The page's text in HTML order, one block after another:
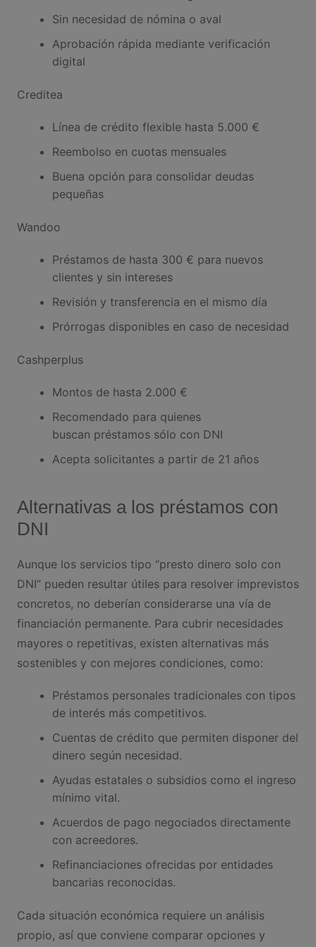
Sin necesidad de nómina o aval
Aprobación rápida mediante verificación
digital
Creditea
Línea de crédito flexible hasta 5.000 €
Reembolso en cuotas mensuales
Buena opción para consolidar deudas
pequeñas
Wandoo
Préstamos de hasta 300 € para nuevos
clientes y sin intereses
Revisión y transferencia en el mismo día
Prórrogas disponibles en caso de necesidad
Cashperplus
Montos de hasta 2.000 €
Recomendado para quienes
buscan préstamos sólo con DNI
Acepta solicitantes a partir de 21 años
Alternativas a los préstamos con
DNI
Aunque los servicios tipo “presto dinero solo con
DNI” pueden resultar útiles para resolver imprevistos
concretos, no deberían considerarse una vía de
financiación permanente. Para cubrir necesidades
mayores o repetitivas, existen alternativas más
sostenibles y con mejores condiciones, como:
Préstamos personales tradicionales con tipos
de interés más competitivos.
Cuentas de crédito que permiten disponer del
dinero según necesidad.
Ayudas estatales o subsidios como el ingreso
mínimo vital.
Acuerdos de pago negociados directamente
con acreedores.
Refinanciaciones ofrecidas por entidades
bancarias reconocidas.
Cada situación económica requiere un análisis
propio, así que conviene comparar opciones y